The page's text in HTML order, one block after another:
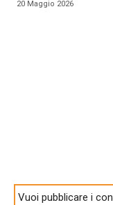
20 Maggio 2026
Vuoi pubblicare i